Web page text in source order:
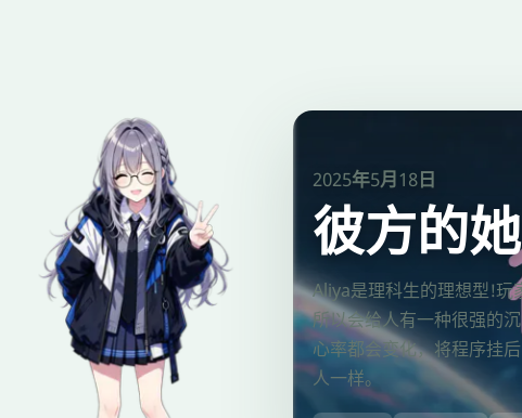
2025年5月18日
彼方的
Aliya是理科生的理想型!玩
所以会给人有一种很强的
心率都会变化，将程序挂
人一样。